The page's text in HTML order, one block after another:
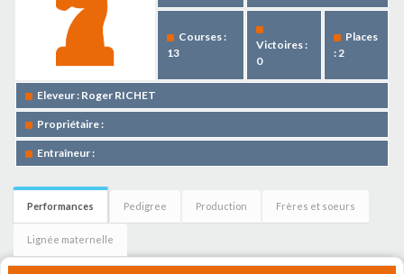
Courses :
13
Victoires :
0
Places
: 2
Eleveur : Roger RICHET
Propriétaire :
Entraîneur :
Performances Pedigree Production Frères et soeurs
Lignée maternelle